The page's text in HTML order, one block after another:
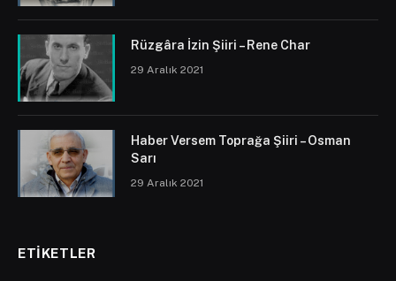
Rüzgâra İzin Şiiri – Rene Char
29 Aralık 2021
Haber Versem Toprağa Şiiri – Osman
Sarı
29 Aralık 2021
ETIKETLER